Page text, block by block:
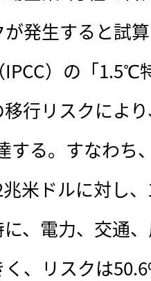
発生すると試
）の「1.5℃
行リスクによ
する。すなわち
米ドルに対し
、電力、交通
、リスクは